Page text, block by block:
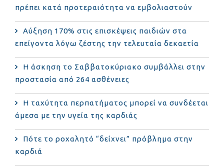
πρέπει κατά προτεραιότητα να εμβολιαστούν
Αύξηση 170% στις επισκέψεις παιδιών στα
επείγοντα λόγω ζέστης την τελευταία δεκαετία
Η άσκηση το Σαββατοκύριακο συμβάλλει στην
προστασία από 264 ασθένειες
Η ταχύτητα περπατήματος μπορεί να συνδέεται
άμεσα με την υγεία της καρδιάς
Πότε το ροχαλητό “δείχνει” πρόβλημα στην
καρδιά